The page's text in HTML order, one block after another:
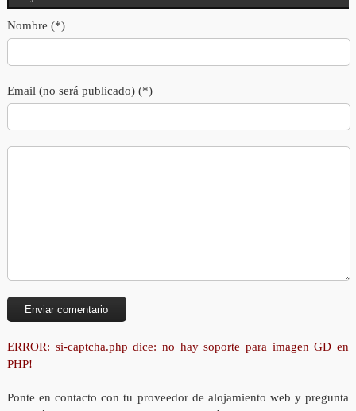
Nombre (*)
Email (no será publicado) (*)
ERROR: si-captcha.php dice: no hay soporte para imagen GD en
PHP!
Ponte en contacto con tu proveedor de alojamiento web y pregunta